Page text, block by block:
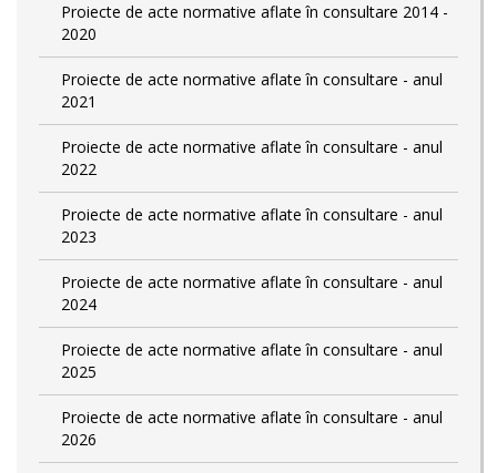
Proiecte de acte normative aflate în consultare 2014 -
2020
Proiecte de acte normative aflate în consultare - anul
2021
Proiecte de acte normative aflate în consultare - anul
2022
Proiecte de acte normative aflate în consultare - anul
2023
Proiecte de acte normative aflate în consultare - anul
2024
Proiecte de acte normative aflate în consultare - anul
2025
Proiecte de acte normative aflate în consultare - anul
2026